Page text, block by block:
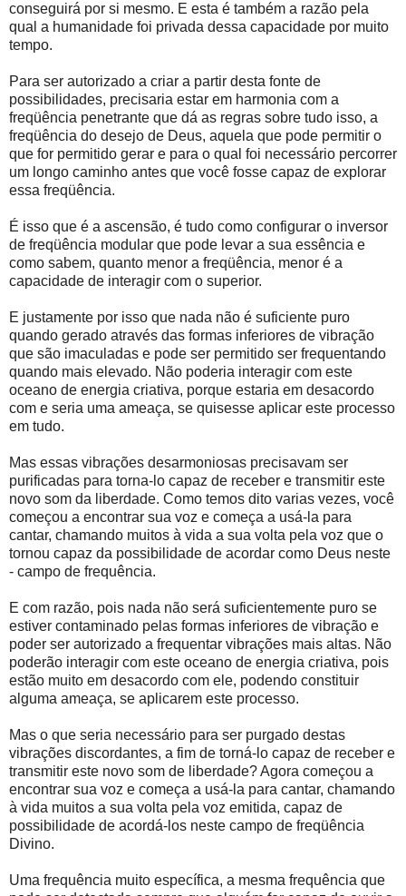
conseguirá por si mesmo. E esta é também a razão pela
qual a humanidade foi privada dessa capacidade por muito
tempo.
Para ser autorizado a criar a partir desta fonte de
possibilidades, precisaria estar em harmonia com a
freqüência penetrante que dá as regras sobre tudo isso, a
freqüência do desejo de Deus, aquela que pode permitir o
que for permitido gerar e para o qual foi necessário percorrer
um longo caminho antes que você fosse capaz de explorar
essa freqüência.
É isso que é a ascensão, é tudo como configurar o inversor
de freqüência modular que pode levar a sua essência e
como sabem, quanto menor a freqüência, menor é a
capacidade de interagir com o superior.
E justamente por isso que nada não é suficiente puro
quando gerado através das formas inferiores de vibração
que são imaculadas e pode ser permitido ser frequentando
quando mais elevado. Não poderia interagir com este
oceano de energia criativa, porque estaria em desacordo
com e seria uma ameaça, se quisesse aplicar este processo
em tudo.
Mas essas vibrações desarmoniosas precisavam ser
purificadas para torna-lo capaz de receber e transmitir este
novo som da liberdade. Como temos dito varias vezes, você
começou a encontrar sua voz e começa a usá-la para
cantar, chamando muitos à vida a sua volta pela voz que o
tornou capaz da possibilidade de acordar como Deus neste
- campo de frequência.
E com razão, pois nada não será suficientemente puro se
estiver contaminado pelas formas inferiores de vibração e
poder ser autorizado a frequentar vibrações mais altas. Não
poderão interagir com este oceano de energia criativa, pois
estão muito em desacordo com ele, podendo constituir
alguma ameaça, se aplicarem este processo.
Mas o que seria necessário para ser purgado destas
vibrações discordantes, a fim de torná-lo capaz de receber e
transmitir este novo som de liberdade? Agora começou a
encontrar sua voz e começa a usá-la para cantar, chamando
à vida muitos a sua volta pela voz emitida, capaz de
possibilidade de acordá-los neste campo de freqüência
Divino.
Uma frequência muito específica, a mesma frequência que